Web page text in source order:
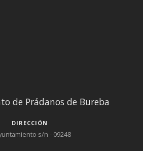
de Prádanos de Bureba
DIRECCIÓN
s/n - 09248